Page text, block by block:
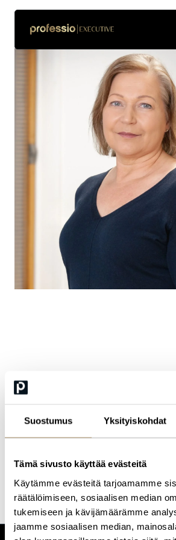
Suostumus Yksityiskohdat
Tämä sivusto käyttää evästeitä
Käytämme evästeitä tarjoamamme
räätälöimiseen, sosiaalisen median
tukemiseen ja kävijämäärämme
jaamme sosiaalisen median,
Aikuis- ja nuorisopsykiatrian
neuropsykiatri, psykoterapeutti
Marika Östman on nuoriso- ja
psykoterapeutti. Hän on erikoistunut
ja työskentelee Psykiatrikeskus
Aiemmin Östman on toiminut TYKS:n
osastonylilääkärinä sekä nuorisopsykiatrian